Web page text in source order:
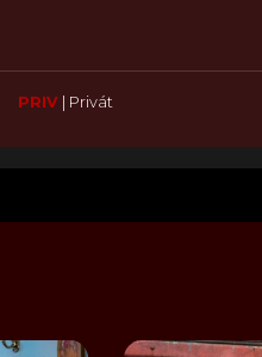
PRIV | Privát